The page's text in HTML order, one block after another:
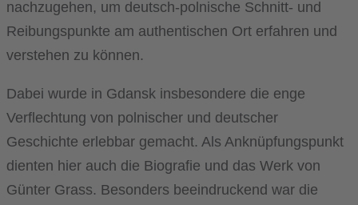
nachzugehen, um deutsch-polnische Schnitt- und
Reibungspunkte am authentischen Ort erfahren und
verstehen zu können.
Dabei wurde in Gdansk insbesondere die enge
Verflechtung von polnischer und deutscher
Geschichte erlebbar gemacht. Als Anknüpfungspunkt
dienten hier auch die Biografie und das Werk von
Günter Grass. Besonders beeindruckend war die